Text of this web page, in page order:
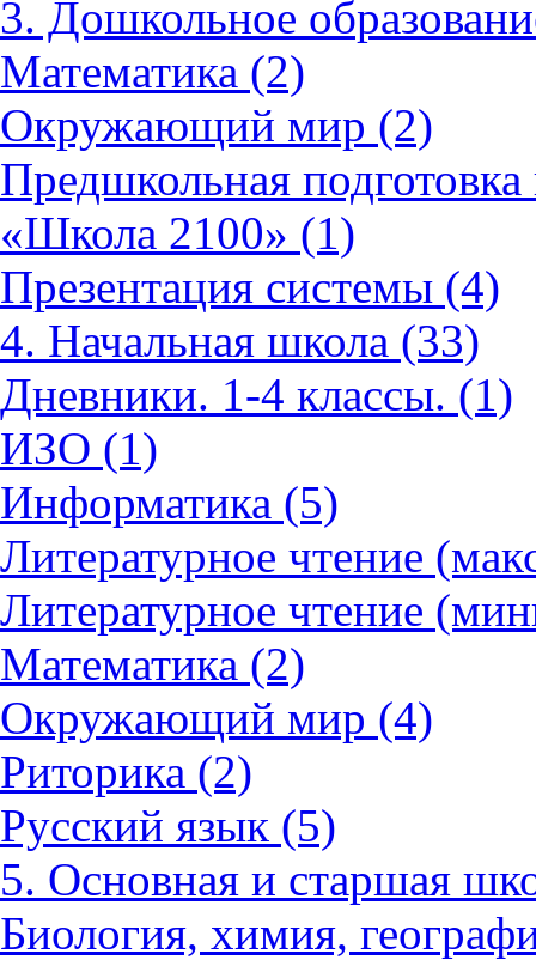
3. Дошкольное
Математика (2)
Окружающий мир (2)
Предшкольная
«Школа 2100» (1)
Презентация системы (4)
4. Начальная школа (33)
Дневники. 1-4 классы. (1)
ИЗО (1)
Информатика (5)
Литературное чтение
Литературное чтение
Математика (2)
Окружающий мир (4)
Риторика (2)
Русский язык (5)
5. Основная и старшая
Биология, химия,